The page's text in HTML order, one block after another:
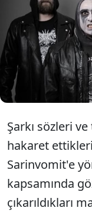
Şarkı sözleri
hakaret
Sarinvomit'e
kapsamında
çıkarıldıkları